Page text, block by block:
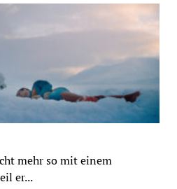
mehr so mit einem
er...